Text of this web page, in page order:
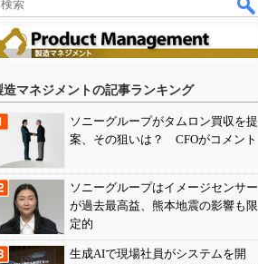
造マネジメントの記事ランキング
ソニーグループがタムロン買収を提
案、その狙いは？ CFOがコメント
ソニーグループはイメージセンサー
が過去最高益、熊本地震の影響も限
定的
生成AIで現場社員がシステムを開